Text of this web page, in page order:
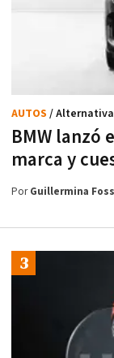
BMW lanzó
marca y
AUTOS /
PorGuillermina